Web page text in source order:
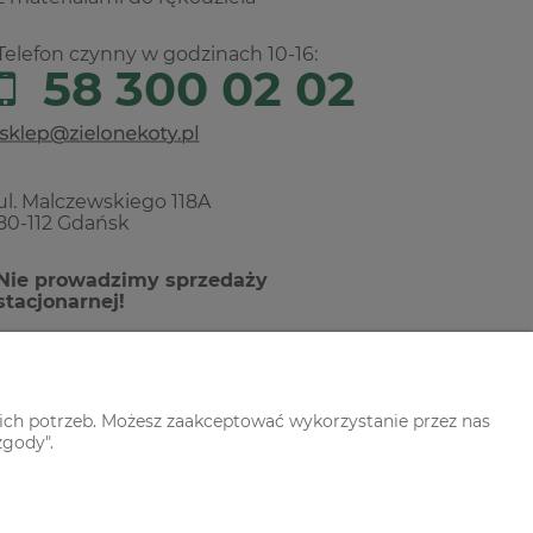
czynny w godzinach 10-16:
58 300 02 02
Malczewskiego 118A
112 Gdańsk
prowadzimy sprzedaży
potrzeb. Możesz zaakceptować wykorzystanie przez nas